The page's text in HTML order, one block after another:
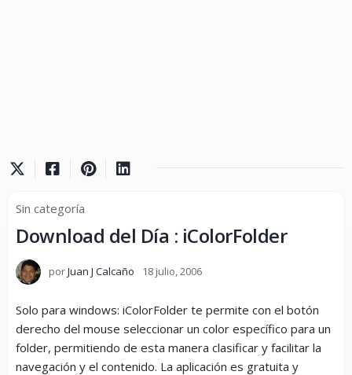
Sin categoría
Download del Día : iColorFolder
porJuan J Calcaño 18 julio, 2006
Solo para windows: iColorFolder te permite con el botón
derecho del mouse seleccionar un color específico para un
folder, permitiendo de esta manera clasificar y facilitar la
navegación y el contenido. La aplicación es gratuita y